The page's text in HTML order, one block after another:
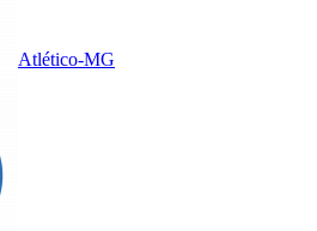
Atlético-MG